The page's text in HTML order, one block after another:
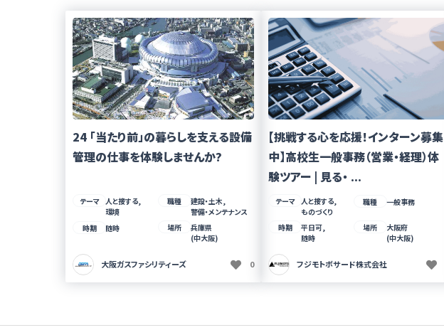
24 「当たり前」の暮らしを支える設備
管理の仕事を体験しませんか?
テーマ
人と接する,
環境
職種
建設・土木,
警備・メンテナンス
時期
随時 場所
兵庫県
(中大阪)
大阪ガスファシリティーズ 0
【挑戦する心を応援！インターン募集
中】高校生一般事務（営業・経理）体
験ツアー | 見る・ ...
テーマ
人と接する,
ものづくり
職種 一般事務
時期
平日可,
随時
場所
大阪府
(中大阪)
フジモトボサード株式会社